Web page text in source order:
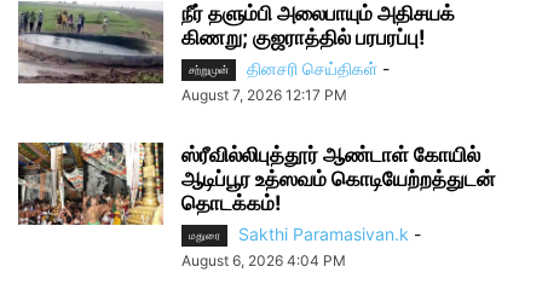
நீர் தளும்பி அலைபாயும் அதிசயக்
கிணறு; குஜராத்தில் பரபரப்பு!
சற்றுமுன் தினசரி செய்திகள் -
August 7, 2026 12:17 PM
ஸ்ரீவில்லிபுத்தூர் ஆண்டாள் கோயில்
ஆடிப்பூர உத்ஸவம் கொடியேற்றத்துடன்
தொடக்கம்!
மதுரை Sakthi Paramasivan.k -
August 6, 2026 4:04 PM